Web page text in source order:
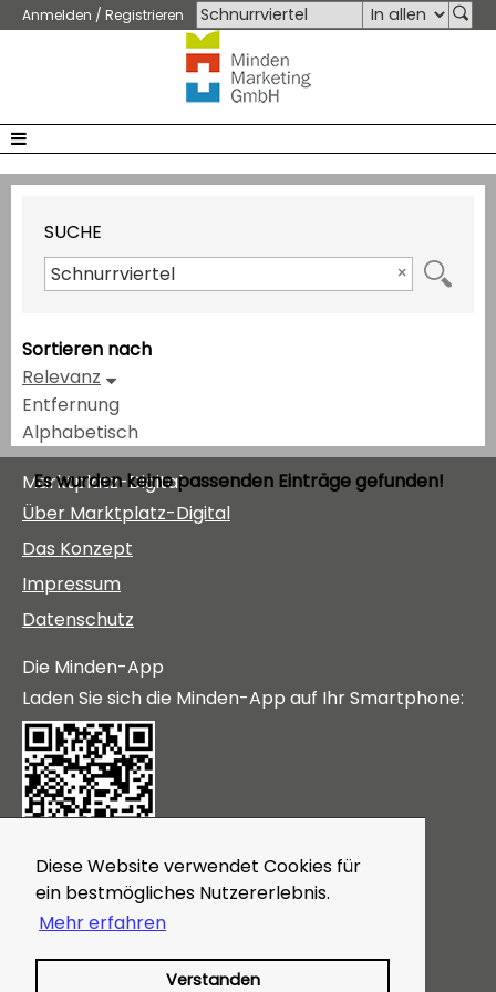
Diese Website verwendet Cookies für
ein bestmögliches Nutzererlebnis.
Mehr erfahren
Verstanden
Anmelden / Registrieren
SUCHE
×
Sortieren nach
Relevanz
Entfernung
Alphabetisch
Es wurden keine passenden Einträge gefunden!
Marktplatz-Digital
Über Marktplatz-Digital
Das Konzept
Impressum
Datenschutz
Die Minden-App
Laden Sie sich die Minden-App auf Ihr Smartphone:
Themen
Gutscheine